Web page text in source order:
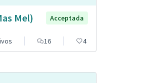
Mel)
Acceptada
16 4